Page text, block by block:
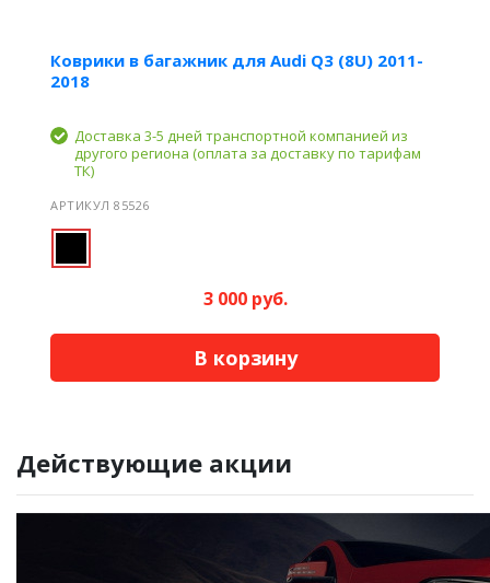
Коврики в багажник для Audi Q3 (8U) 2011-
2018
Доставка 3-5 дней транспортной компанией из
другого региона (оплата за доставку по тарифам
ТК)
АРТИКУЛ 85526
3 000 руб.
В корзину
Действующие акции